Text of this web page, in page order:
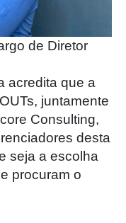
de Diretor
acredita que a
juntamente
Consulting,
desta
seja a escolha
procuram o